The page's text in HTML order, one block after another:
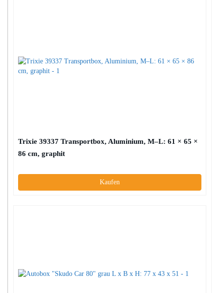
Trixie 39337 Transportbox, Aluminium, M–L: 61 × 65 ×
86 cm, graphit
Kaufen